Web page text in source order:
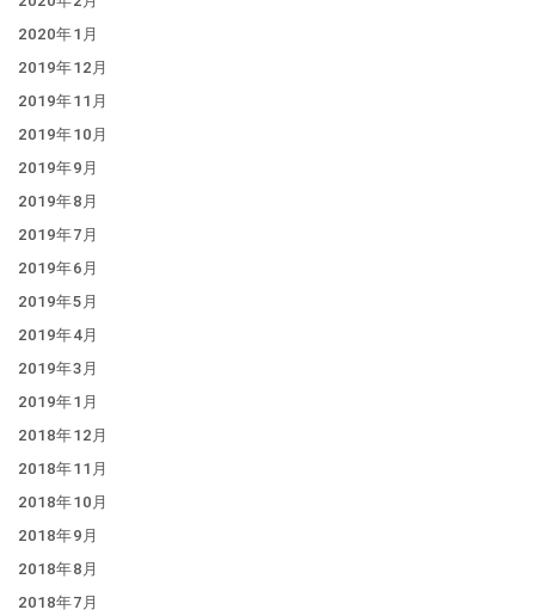
2020年1月
2019年12月
2019年11月
2019年10月
2019年9月
2019年8月
2019年7月
2019年6月
2019年5月
2019年4月
2019年3月
2019年1月
2018年12月
2018年11月
2018年10月
2018年9月
2018年8月
2018年7月